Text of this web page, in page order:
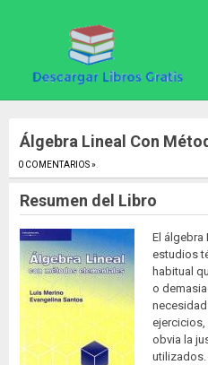
Álgebra Lineal Con
0 COMENTARIOS ».
Resumen del Libro
El álgebra
estudios
habitual
o
ejercicios,
obvia la
utilizados.